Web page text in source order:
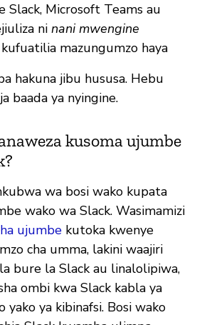
Slack, Microsoft Teams au
ni nani mwengine
mazungumzo haya
hakuna jibu hususa. Hebu
baada ya nyingine.
kusoma ujumbe
wa bosi wako kupata
wako wa Slack. Wasimamizi
ujumbe kutoka kwenye
cha umma, lakini waajiri
bure la Slack au linalolipiwa,
ombi kwa Slack kabla ya
yako ya kibinafsi. Bosi wako